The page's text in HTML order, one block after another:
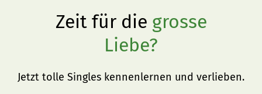
Zeit für die grosse
Liebe?
Jetzt tolle Singles kennenlernen und verlieben.